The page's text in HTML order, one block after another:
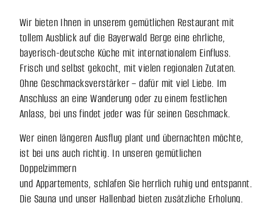
Wir bieten Ihnen in unserem gemütlichen Restaurant mit
tollem Ausblick auf die Bayerwald Berge eine ehrliche,
bayerisch-deutsche Küche mit internationalem Einfluss.
Frisch und selbst gekocht, mit vielen regionalen Zutaten.
Ohne Geschmacksverstärker – dafür mit viel Liebe. Im
Anschluss an eine Wanderung oder zu einem festlichen
Anlass, bei uns findet jeder was für seinen Geschmack.
Wer einen längeren Ausflug plant und übernachten möchte,
ist bei uns auch richtig. In unseren gemütlichen
Doppelzimmern
und Appartements, schlafen Sie herrlich ruhig und entspannt.
Die Sauna und unser Hallenbad bieten zusätzliche Erholung.